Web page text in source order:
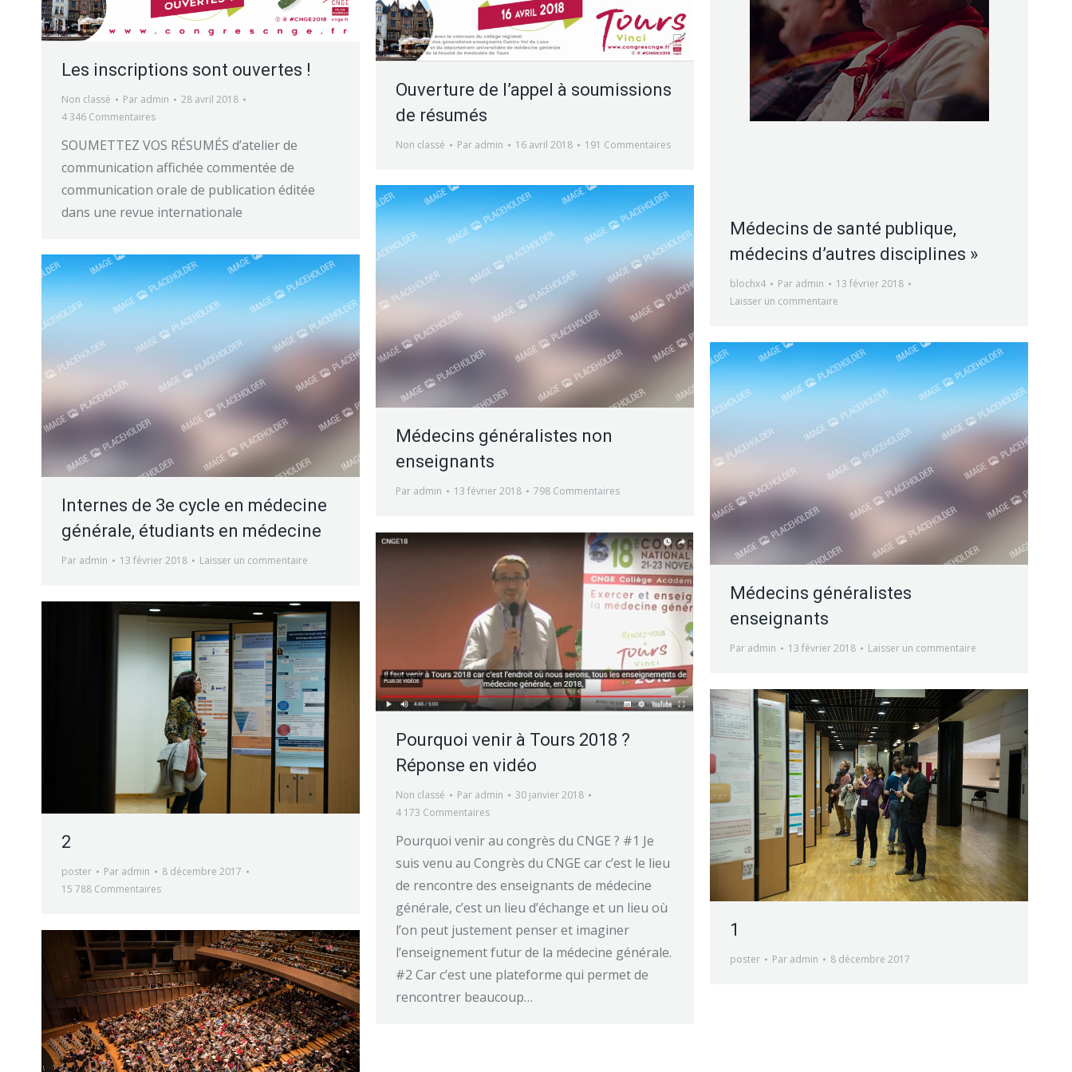
Les inscriptions sont ouvertes !
Non classé Par admin
28 avril 2018
4 346 Commentaires
SOUMETTEZ VOS RÉSUMÉS d’atelier de
communication affichée commentée de
communication orale de publication éditée
dans une revue internationale
Ouverture de l’appel à soumissions
de résumés
Non classé Par admin 16 avril 2018 191 Commentaires
Médecins de santé publique,
médecins d’autres disciplines »
blochx4 Par admin
13 février 2018
Laisser un commentaire
Médecins généralistes non
enseignants
Par admin 13 février 2018 798 Commentaires
Internes de 3e cycle en médecine
générale, étudiants en médecine
Par admin 13 février 2018 Laisser un commentaire
Médecins généralistes
enseignants
Par admin 13 février 2018 Laisser un commentaire
Pourquoi venir à Tours 2018 ?
Réponse en vidéo
Non classé Par admin
30 janvier 2018
4 173 Commentaires
Pourquoi venir au congrès du CNGE ? #1 Je
suis venu au Congrès du CNGE car c’est le lieu
de rencontre des enseignants de médecine
générale, c’est un lieu d’échange et un lieu où
l’on peut justement penser et imaginer
l’enseignement futur de la médecine générale.
#2 Car c’est une plateforme qui permet de
rencontrer beaucoup…
2
poster Par admin
8 décembre 2017
15 788 Commentaires
1
poster Par admin 8 décembre 2017